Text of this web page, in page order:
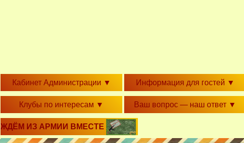
Кабинет Администрации ▼ Информация для гостей ▼
Клубы по интересам ▼ Ваш вопрос — наш ответ ▼
ЖДЁМ ИЗ АРМИИ ВМЕСТЕ